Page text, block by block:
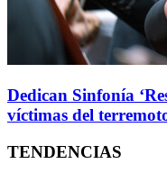
Dedican Sinfonía
víctimas del
TENDENCIAS